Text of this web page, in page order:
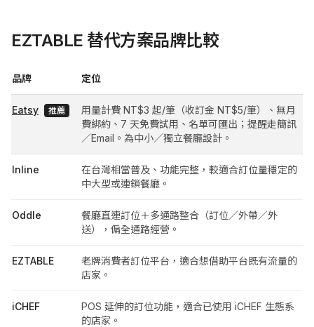
EZTABLE 替代方案品牌比較
品牌 定位
Eatsy 推薦
用量計費 NT$3 起/筆（收訂金 NT$5/筆）、無月
費綁約、7 天免費試用、名單可匯出；提醒走簡訊
／Email。為中小／獨立餐廳設計。
Inline
在台灣相當普及、功能完整，較適合訂位量穩定的
中大型或連鎖餐廳。
Oddle
餐廳直連訂位＋多通路整合（訂位／外帶／外
送），偏全通路經營。
EZTABLE
老牌消費者訂位平台，適合想借助平台既有流量的
店家。
iCHEF
POS 延伸的訂位功能，適合已使用 iCHEF 生態系
的店家。